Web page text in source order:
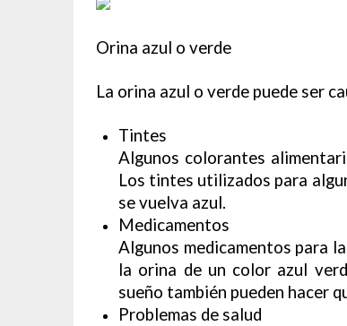
Orina azul o verde
La orina azul o verde puede ser
Tintes
Algunos colorantes
Los tintes utilizados para
se vuelva azul.
Medicamentos
Algunos medicamentos para
la orina de un color azul
sueño también pueden hacer
Problemas de salud